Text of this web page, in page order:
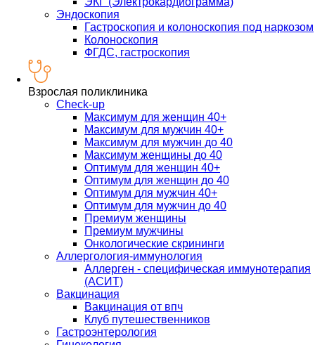
Эндоскопия
Гастроскопия и колоноскопия под наркозом
Колоноскопия
ФГДС, гастроскопия
Взрослая поликлиника
Check-up
Максимум для женщин 40+
Максимум для мужчин 40+
Максимум для мужчин до 40
Максимум женщины до 40
Оптимум для женщин 40+
Оптимум для женщин до 40
Оптимум для мужчин 40+
Оптимум для мужчин до 40
Премиум женщины
Премиум мужчины
Онкологические скрининги
Аллергология-иммунология
Аллерген - специфическая иммунотерапия
(АСИТ)
Вакцинация
Вакцинация от впч
Клуб путешественников
Гастроэнтерология